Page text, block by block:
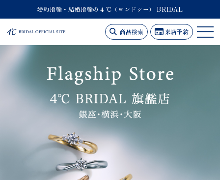
婚約指輪・結婚指輪の４℃（ヨンドシー） BRIDAL
商品検索 来店予約